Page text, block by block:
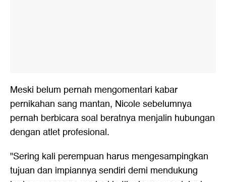
Meski belum pernah mengomentari kabar
pernikahan sang mantan, Nicole sebelumnya
pernah berbicara soal beratnya menjalin hubungan
dengan atlet profesional.
"Sering kali perempuan harus mengesampingkan
tujuan dan impiannya sendiri demi mendukung